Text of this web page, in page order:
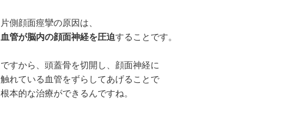
片側顔面痙攣の原因は、
血管が脳内の顔面神経を圧迫することです。
ですから、頭蓋骨を切開し、顔面神経に
触れている血管をずらしてあげることで
根本的な治療ができるんですね。